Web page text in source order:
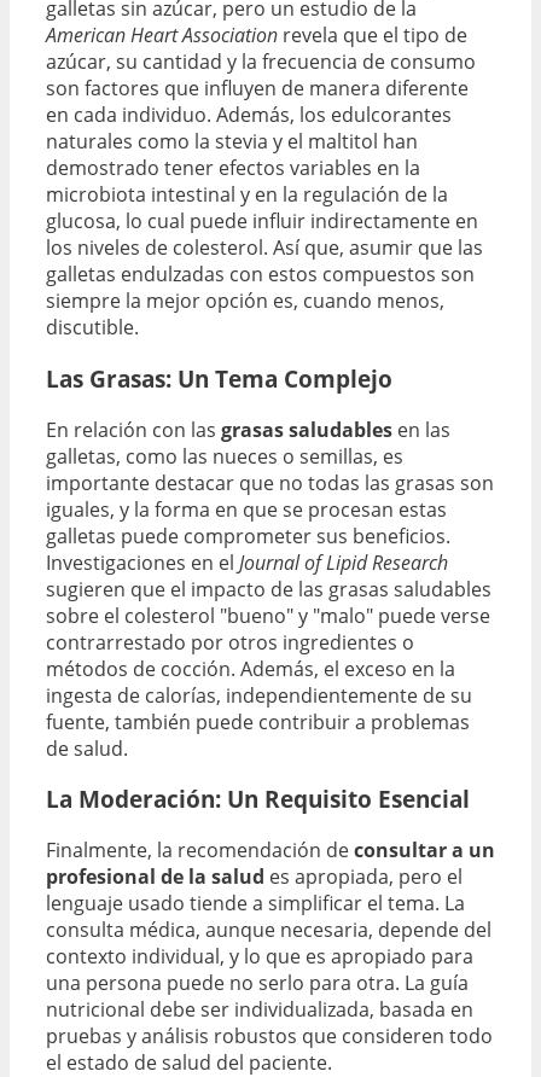
galletas sin azúcar, pero un estudio de la
American Heart Association revela que el tipo de
azúcar, su cantidad y la frecuencia de consumo
son factores que influyen de manera diferente
en cada individuo. Además, los edulcorantes
naturales como la stevia y el maltitol han
demostrado tener efectos variables en la
microbiota intestinal y en la regulación de la
glucosa, lo cual puede influir indirectamente en
los niveles de colesterol. Así que, asumir que las
galletas endulzadas con estos compuestos son
siempre la mejor opción es, cuando menos,
discutible.
Las Grasas: Un Tema Complejo
En relación con las grasas saludables en las
galletas, como las nueces o semillas, es
importante destacar que no todas las grasas son
iguales, y la forma en que se procesan estas
galletas puede comprometer sus beneficios.
Investigaciones en el Journal of Lipid Research
sugieren que el impacto de las grasas saludables
sobre el colesterol "bueno" y "malo" puede verse
contrarrestado por otros ingredientes o
métodos de cocción. Además, el exceso en la
ingesta de calorías, independientemente de su
fuente, también puede contribuir a problemas
de salud.
La Moderación: Un Requisito Esencial
Finalmente, la recomendación deconsultar a un
profesional de la salud es apropiada, pero el
lenguaje usado tiende a simplificar el tema. La
consulta médica, aunque necesaria, depende del
contexto individual, y lo que es apropiado para
una persona puede no serlo para otra. La guía
nutricional debe ser individualizada, basada en
pruebas y análisis robustos que consideren todo
el estado de salud del paciente.